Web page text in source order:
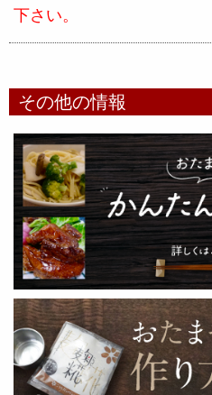
下さい。
その他の情報